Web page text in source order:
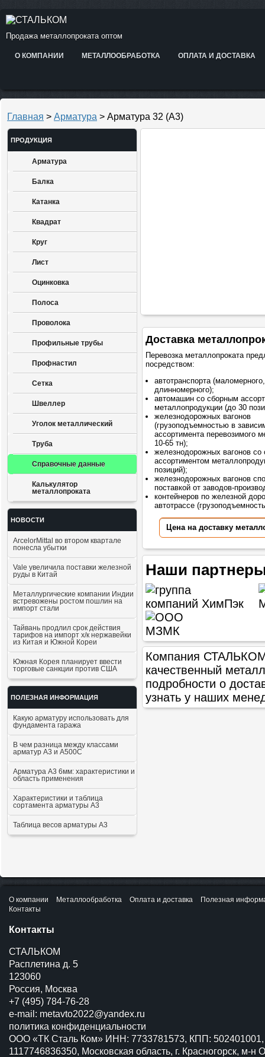
Продажа металлопроката оптом
О КОМПАНИИ МЕТАЛЛООБРАБОТКА ОПЛАТА И ДОСТАВКА
Главная > Арматура > Арматура 32 (А3)
ПРОДУКЦИЯ
Арматура
Балка
Катанка
Квадрат
Круг
Лист
Оцинковка
Полоса
Проволока
Профильные трубы
Профнастил
Сетка
Швеллер
Уголок металлический
Труба
Справочные данные
Калькулятор
металлопроката
НОВОСТИ
ArcelorMittal во втором квартале
понесла убытки
Vale увеличила поставки железной
руды в Китай
Металлургические компании Индии
встревожены ростом пошлин на
импорт стали
Тайвань продлил срок действия
тарифов на импорт х/к нержавейки
из Китая и Южной Кореи
Южная Корея планирует ввести
торговые санкции против США
ПОЛЕЗНАЯ ИНФОРМАЦИЯ
Какую арматуру использовать для
фундамента гаража
В чем разница между классами
арматур А3 и А500С
Арматура А3 6мм: характеристики и
область применения
Характеристики и таблица
сортамента арматуры А3
Таблица весов арматуры А3
Доставка
Перевозка металлопроката
посредством:
автотранспорта (маломерного,
длинномерного);
автомашин со сборным
металлопродукции (до 30
железнодорожных вагонов
(грузоподъемностью в
ассортимента перевозимого
10-65 тн);
железнодорожных вагонов со
ассортиментом
позиций);
железнодорожных вагонов
поставкой от заводов-
контейнеров по железной
автотрассе
Цена на доставку
Наши
Компания СТАЛЬКОМ
качественный
подробности о
узнать у наших
О компании Металлообработка Оплата и доставка
Полезная
Контакты
Контакты
СТАЛЬКОМ
Расплетина д. 5
123060
Россия, Москва
+7 (495) 784-76-28
e-mail: metavto2022@yandex.ru
политика конфиденциальности
ООО «ТК Сталь Ком» ИНН: 7733781573, КПП:
1117746836350, Московская область, г. Красногорск, м-н